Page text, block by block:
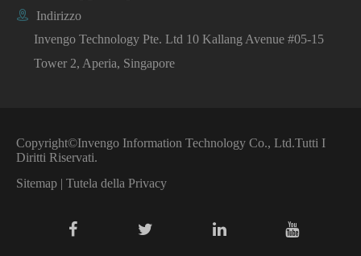

Indirizzo
Invengo Technology Pte. Ltd 10 Kallang Avenue #05-15
Tower 2, Aperia, Singapore
Copyright©Invengo Information Technology Co., Ltd.Tutti I
Diritti Riservati.
Sitemap | Tutela della Privacy